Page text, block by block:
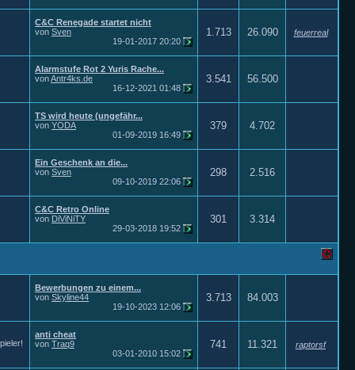
C&C Renegade startet nicht
von Sven
19-01-2017 20:20
1.713 26.090 feuerreal
Alarmstufe Rot 2 Yuris Rache...
vonAntr4ks.de
16-12-2021 01:48
3.541 56.500
TS wird heute (ungefähr...
von YODA
01-09-2019 16:49
379 4.702
Ein Geschenk an die...
von Sven
09-10-2019 22:06
298 2.516
C&C Retro Online
von DiViNiTY
29-03-2018 19:52
301 3.314
Bewerbungen zu einem...
von Skyline44
19-10-2023 12:06
3.713 84.003
anti cheat
von Traq9
03-01-2010 15:02
741 11.321 raptorsf